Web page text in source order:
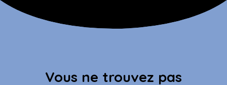
Vous ne trouvez pas